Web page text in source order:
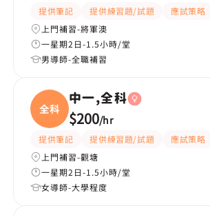
提供筆記 提供練習題/試題 應試策略
上門補習-將軍澳
一星期2日-1.5小時/堂
男導師-全職補習
全科
中一,全科
$200/hr
提供筆記 提供練習題/試題 應試策略
上門補習-觀塘
一星期2日-1.5小時/堂
女導師-大學程度